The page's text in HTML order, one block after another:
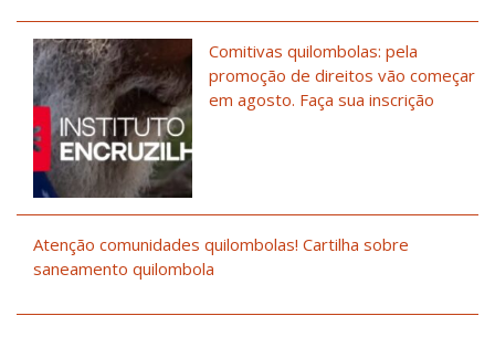
Comitivas quilombolas: pela
promoção de direitos vão começar
em agosto. Faça sua inscrição
Atenção comunidades quilombolas! Cartilha sobre
saneamento quilombola